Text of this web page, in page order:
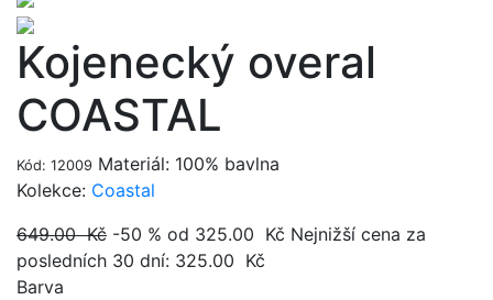
Kojenecký overal
COASTAL
Kód: 12009 Materiál: 100% bavlna
Kolekce: Coastal
649.00 Kč -50 % od 325.00 Kč Nejnižší cena za
posledních 30 dní: 325.00 Kč
Barva